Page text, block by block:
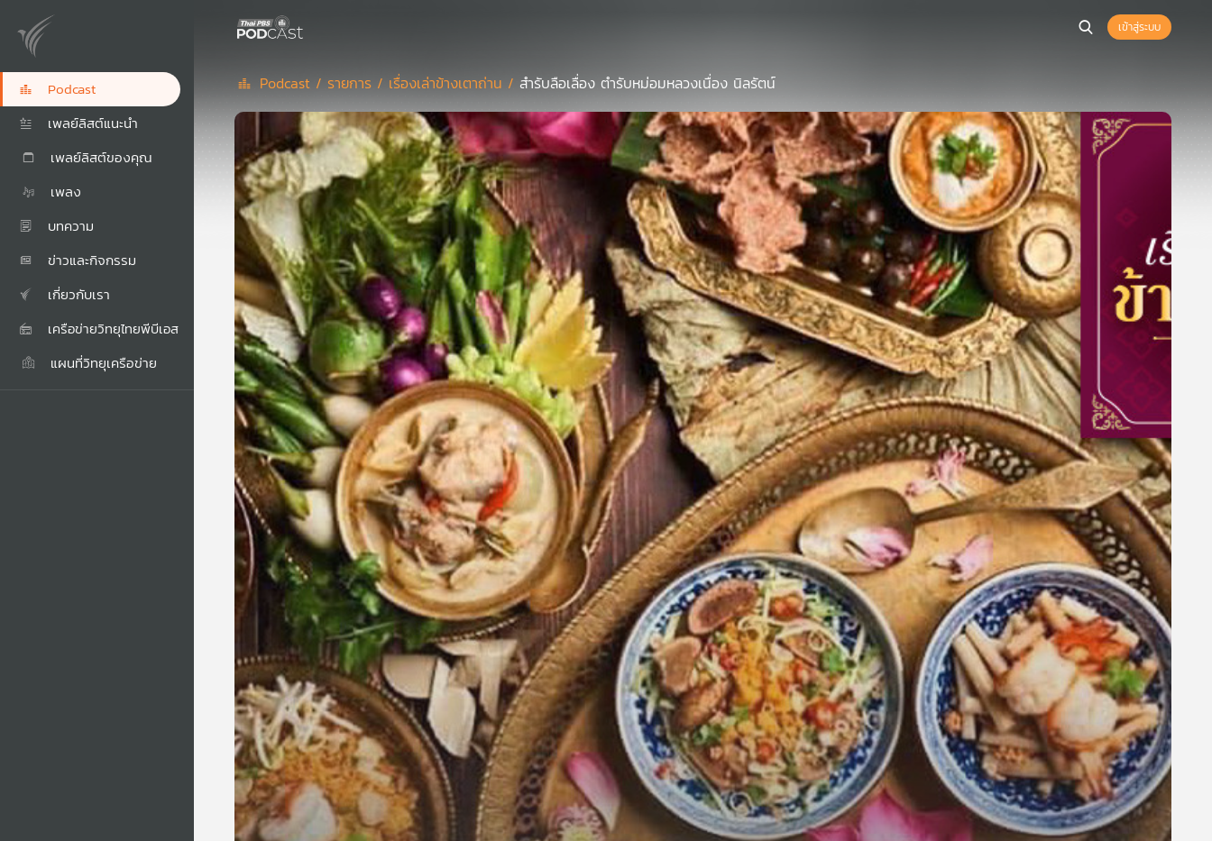
Podcast
เพลย์ลิสต์แนะนำ
เพลย์ลิสต์ของคุณ
เพลง
บทความ
ข่าวและกิจกรรม
เกี่ยวกับเรา
เครือข่ายวิทยุไทยพีบีเอส
แผนที่วิทยุเครือข่าย
เข้าสู่ระบบ
Podcast / รายการ / เรื่องเล่าข้างเตาถ่าน / สำรับลือเลื่อง ตำรับหม่อมหลวงเนื่อง นิลรัตน์